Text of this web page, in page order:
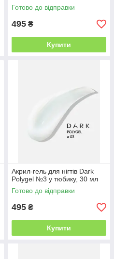
Готово до відправки
495 ₴
Купити
Aкрил-гель для нігтів Dark
Polygel №3 у тюбику, 30 мл
Готово до відправки
495 ₴
Купити